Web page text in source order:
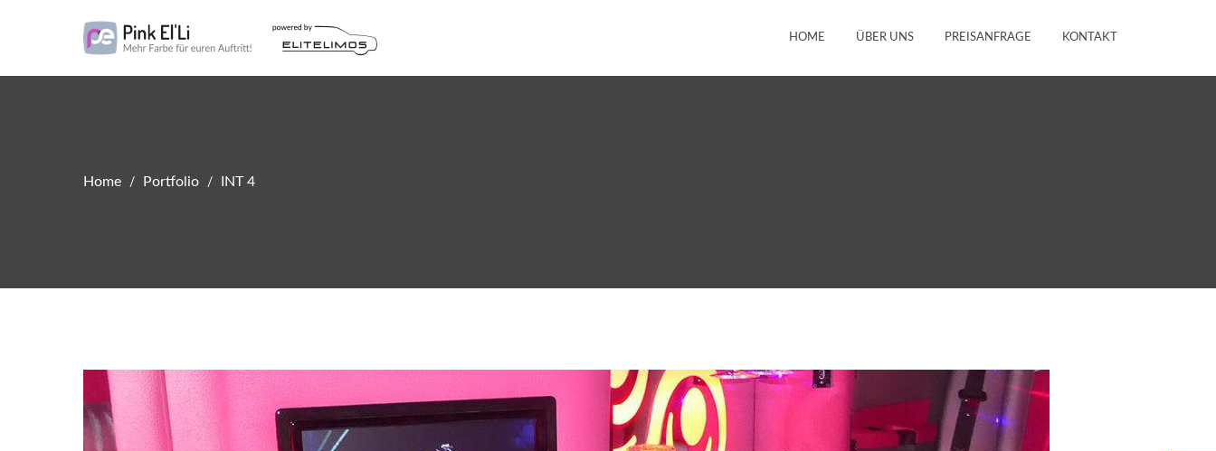
HOME
HOME ÜBER UNS PREISANFRAGE KONTAKT
Home / Portfolio / INT 4